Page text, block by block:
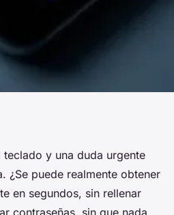
de chat bot
prueba Chat
y una duda urgente
¿Se puede realmente obtener
en segundos, sin rellenar